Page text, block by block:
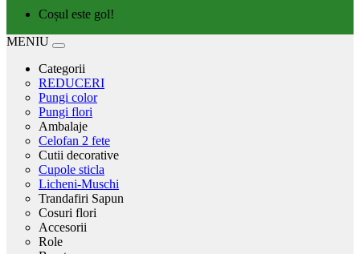
Coșul este gol!
MENIU
Categorii
REDUCERI
Pungi color
Pungi flori
Ambalaje
Celofan 2 fete
Cutii decorative
Cupole sticla
Licheni-Muschi
Trandafiri Sapun
Cosuri flori
Accesorii
Role